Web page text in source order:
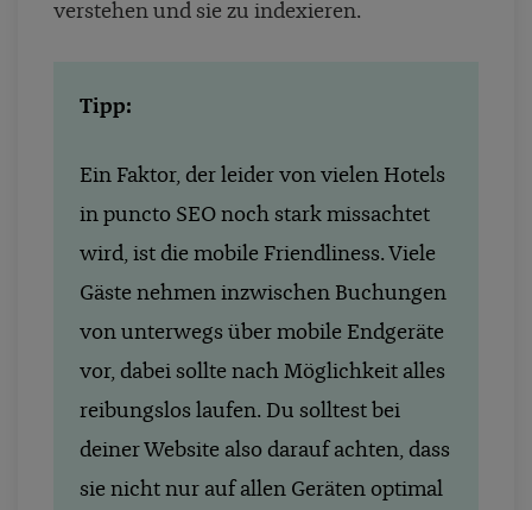
verstehen und sie zu indexieren.
Tipp:
Ein Faktor, der leider von vielen Hotels
in puncto SEO noch stark missachtet
wird, ist die mobile Friendliness. Viele
Gäste nehmen inzwischen Buchungen
von unterwegs über mobile Endgeräte
vor, dabei sollte nach Möglichkeit alles
reibungslos laufen. Du solltest bei
deiner Website also darauf achten, dass
sie nicht nur auf allen Geräten optimal